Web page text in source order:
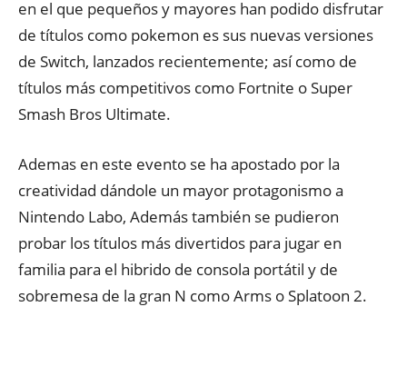
en el que pequeños y mayores han podido disfrutar
de títulos como pokemon es sus nuevas versiones
de Switch, lanzados recientemente; así como de
títulos más competitivos como Fortnite o Super
Smash Bros Ultimate.
Ademas en este evento se ha apostado por la
creatividad dándole un mayor protagonismo a
Nintendo Labo, Además también se pudieron
probar los títulos más divertidos para jugar en
familia para el hibrido de consola portátil y de
sobremesa de la gran N como Arms o Splatoon 2.